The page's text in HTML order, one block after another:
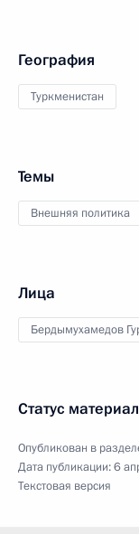
География
Туркменистан
Темы
Внешняя политика
Лица
Бердымухамедов
Статус
Опубликован в
Дата публикации:6
Текстовая версия